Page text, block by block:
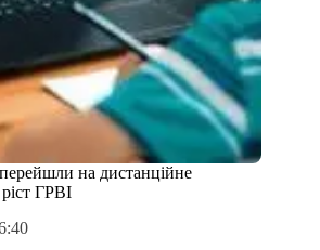
на дистанційне
ГРВІ